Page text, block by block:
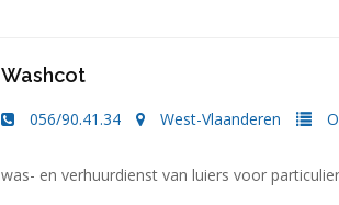
Washcot
056/90.41.34 West-Vlaanderen
was- en verhuurdienst van luiers voor